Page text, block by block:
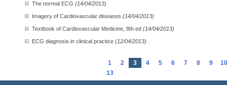
The normal ECG (14/04/2013)
Imagery of Cardiovascular diseases (14/04/2013)
Textbook of Cardiovascular Medicine, 8th ed (14/04/2013)
ECG diagnosis in clinical practice (12/04/2013)
1 2 3 4 5 6 7 8 9
13